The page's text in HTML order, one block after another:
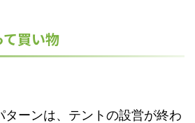
買い物
ターンは、テントの設営が終わ